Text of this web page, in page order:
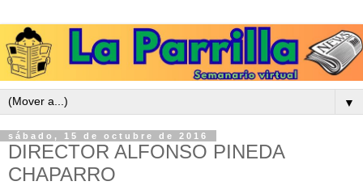
▼
sábado, 15 de octubre de 2016
DIRECTOR ALFONSO PINEDA
CHAPARRO